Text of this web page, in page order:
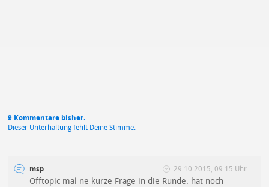
9 Kommentare bisher.
Dieser Unterhaltung fehlt Deine Stimme.
msp 29.10.2015, 09:15 Uhr
Offtopic mal ne kurze Frage in die Runde: hat noch